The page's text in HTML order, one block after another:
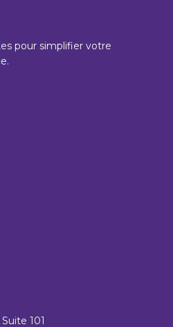
pour simplifier votre
101